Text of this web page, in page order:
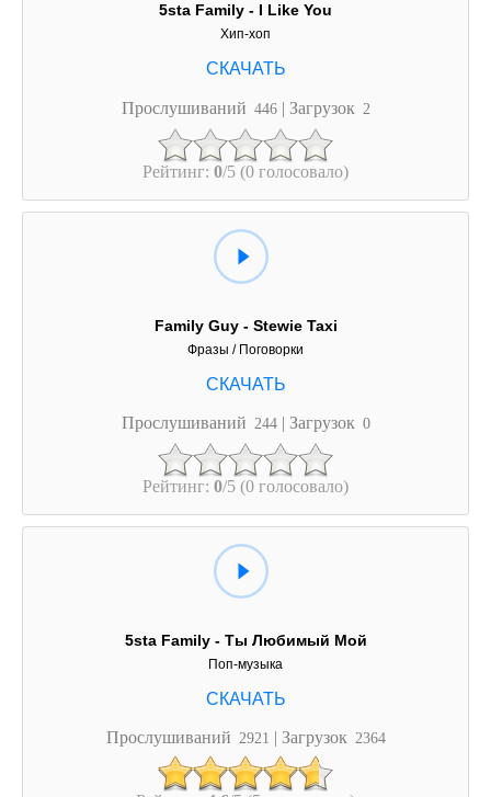
5sta Family - I Like You
Хип-хоп
Прослушиваний 446 | Загрузок 2
Рейтинг: 0/5 (0 голосовало)
Family Guy - Stewie Taxi
Фразы / Поговорки
Прослушиваний 244 | Загрузок 0
Рейтинг: 0/5 (0 голосовало)
5sta Family - Ты Любимый Мой
Поп-музыка
Прослушиваний 2921 | Загрузок 2364